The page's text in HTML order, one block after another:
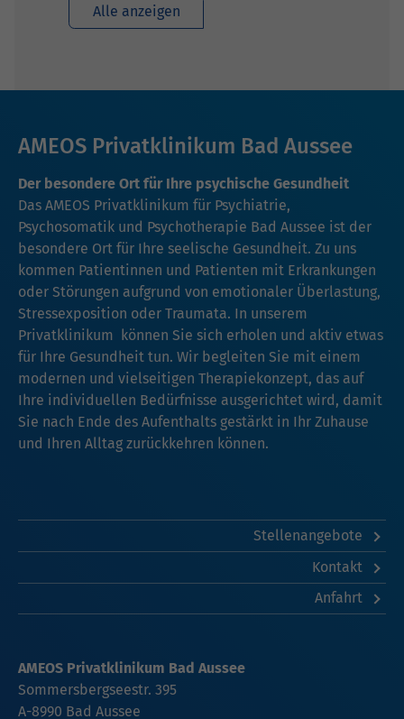
Alle anzeigen
AMEOS Privatklinikum Bad Aussee
Der besondere Ort für Ihre psychische Gesundheit
Das AMEOS Privatklinikum für Psychiatrie,
Psychosomatik und Psychotherapie Bad Aussee ist der
besondere Ort für Ihre seelische Gesundheit. Zu uns
kommen Patientinnen und Patienten mit Erkrankungen
oder Störungen aufgrund von emotionaler Überlastung,
Stressexposition oder Traumata. In unserem
Privatklinikum können Sie sich erholen und aktiv etwas
für Ihre Gesundheit tun. Wir begleiten Sie mit einem
modernen und vielseitigen Therapiekonzept, das auf
Ihre individuellen Bedürfnisse ausgerichtet wird, damit
Sie nach Ende des Aufenthalts gestärkt in Ihr Zuhause
und Ihren Alltag zurückkehren können.
Stellenangebote
Kontakt
Anfahrt
AMEOS Privatklinikum Bad Aussee
Sommersbergseestr. 395
A-8990 Bad Aussee